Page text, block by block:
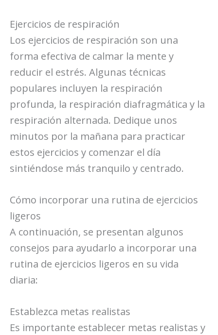
Ejercicios de respiración
Los ejercicios de respiración son una
forma efectiva de calmar la mente y
reducir el estrés. Algunas técnicas
populares incluyen la respiración
profunda, la respiración diafragmática y la
respiración alternada. Dedique unos
minutos por la mañana para practicar
estos ejercicios y comenzar el día
sintiéndose más tranquilo y centrado.
Cómo incorporar una rutina de ejercicios
ligeros
A continuación, se presentan algunos
consejos para ayudarlo a incorporar una
rutina de ejercicios ligeros en su vida
diaria:
Establezca metas realistas
Es importante establecer metas realistas y